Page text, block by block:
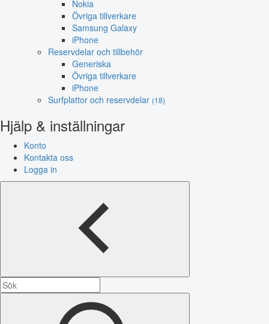
Nokia
Övriga tillverkare
Samsung Galaxy
iPhone
Reservdelar och tillbehör
Generiska
Övriga tillverkare
iPhone
Surfplattor och reservdelar (18)
Hjälp & inställningar
Konto
Kontakta oss
Logga in